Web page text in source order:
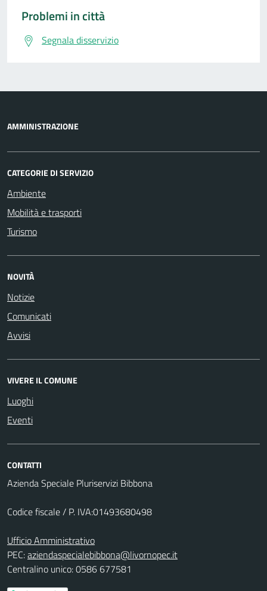
Problemi in città
Segnala disservizio
AMMINISTRAZIONE
CATEGORIE DI SERVIZIO
Ambiente
Mobilità e trasporti
Turismo
NOVITÀ
Notizie
Comunicati
Avvisi
VIVERE IL COMUNE
Luoghi
Eventi
CONTATTI
Azienda Speciale Pluriservizi Bibbona
Codice fiscale / P. IVA:01493680498
Ufficio Amministrativo
PEC:aziendaspecialebibbona@livornopec.it
Centralino unico: 0586 677581